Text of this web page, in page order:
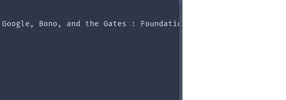
Google, Bono, and the Gates : Foundation Rock the World with